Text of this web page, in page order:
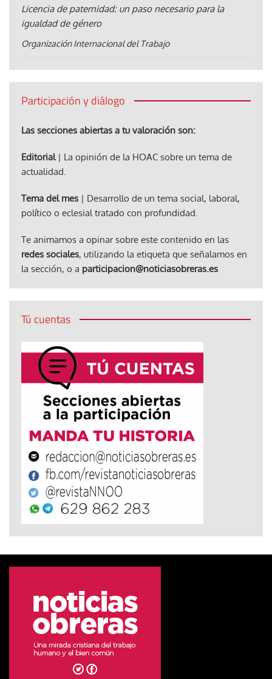
Licencia de paternidad: un paso necesario para la
igualdad de género
Organización Internacional del Trabajo
Participación y diálogo
Las secciones abiertas a tu valoración son:
Editorial| La opinión de la HOAC sobre un tema de
actualidad.
Tema del mes | Desarrollo de un tema social, laboral,
político o eclesial tratado con profundidad.
Te animamos a opinar sobre este contenido en las
redes sociales, utilizando la etiqueta que señalamos en
la sección, o a participacion@noticiasobreras.es
Tú cuentas